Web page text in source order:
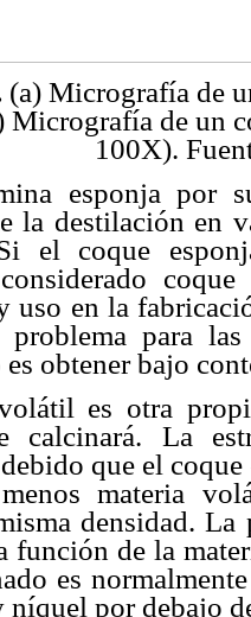
(a) Micrografía de
Micrografía de un
100X).
esponja por
la destilación en
el coque
uso en la
para
es obtener bajo
es otra
calcinará. La
que el
materia
densidad. La
función de la
es
níquel por debajo